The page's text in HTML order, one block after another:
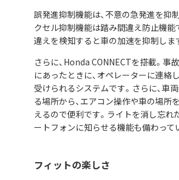
誤発進抑制機能は、不意の急発進を抑
クセル抑制機能は踏み間違え防止機能
違えを検知すると車の加速を抑制しま
さらに、Honda CONNECTを搭載。事
にあったときに、オペレーターに連絡
受けられるシステムです。さらに、車
る場所から、エアコン操作や車の場所
えるので便利です。ライトを消し忘れ
ートフォンに知らせる機能も備わって
フィットの楽しさ